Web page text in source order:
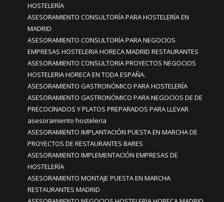
HOSTELERÍA
ASESORAMIENTO CONSULTORÍA PARA HOSTELERÍA EN
MADRID
ASESORAMIENTO CONSULTORÍA PARA NEGOCIOS
EMPRESAS HOSTELERIA HORECA MADRID RESTAURANTES
ASESORAMIENTO CONSULTORIA PROYECTOS NEGOCIOS
HOSTELERIA HORECA EN TODA ESPAÑA.
ASESORAMIENTO GASTRONÓMICO PARA HOSTELERÍA
ASESORAMIENTO GASTRONÓMICO PARA NEGOCIOS DE DE
PRECOCINADOS Y PLATOS PREPARADOS PARA LLEVAR
asesoramiento hosteleria
ASESORAMIENTO IMPLANTACIÓN PUESTA EN MARCHA DE
PROYECTOS DE RESTAURANTES BARES
ASESORAMIENTO IMPLEMENTACIÓN EMPRESAS DE
HOSTELERÍA
ASESORAMIENTO MONTAJE PUESTA EN MARCHA
RESTAURANTES MADRID